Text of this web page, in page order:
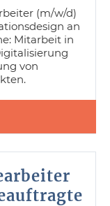
(m/w/d)
an
Mitarbeit in
von